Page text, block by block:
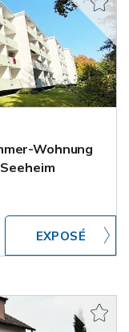
Wohnung